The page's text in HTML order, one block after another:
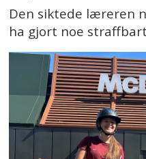
Den siktede læreren
ha gjort noe